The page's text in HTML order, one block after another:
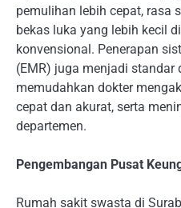
pemulihan lebih cepat, rasa
bekas luka yang lebih kecil
konvensional. Penerapan
(EMR) juga menjadi
memudahkan dokter
cepat dan akurat, serta
departemen.
Pengembangan Pusat
Rumah sakit swasta di